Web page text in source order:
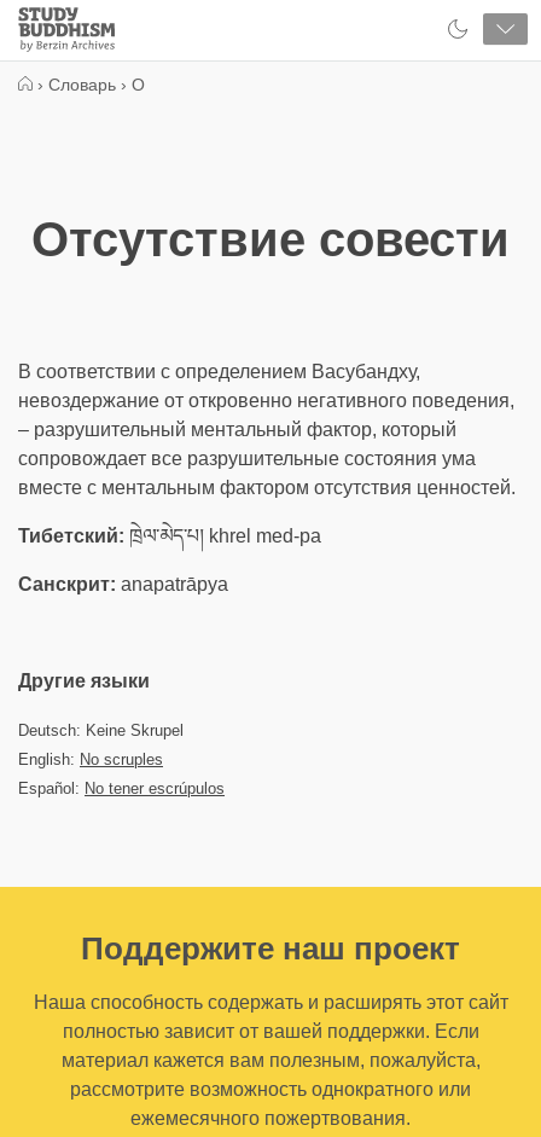
Close
Study
Buddhism
› Словарь › О
Отсутствие совести
В соответствии с определением Васубандху,
невоздержание от откровенно негативного поведения,
– разрушительный ментальный фактор, который
сопровождает все разрушительные состояния ума
вместе с ментальным фактором отсутствия ценностей.
Тибетский: ཁྲེལ་མེད་པ། khrel med-pa
Санскрит: anapatrāpya
Другие языки
Deutsch: Keine Skrupel
English: No scruples
Español: No tener escrúpulos
Поддержите наш проект
Наша способность содержать и расширять этот сайт
полностью зависит от вашей поддержки. Если
материал кажется вам полезным, пожалуйста,
рассмотрите возможность однократного или
ежемесячного пожертвования.